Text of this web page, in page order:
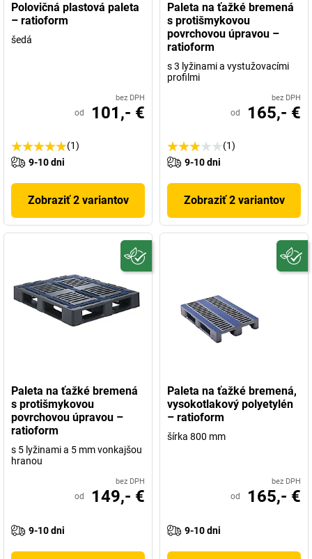
Polovičná plastová paleta
– ratioform
šedá
bez DPH
od 101,- €
(1)
9-10 dni
Zobraziť 2 variantov
Paleta na ťažké bremená
s protišmykovou
povrchovou úpravou –
ratioform
s 3 lyžinami a vystužovacími
profilmi
bez DPH
od 165,- €
(1)
9-10 dni
Zobraziť 2 variantov
Paleta na ťažké bremená
s protišmykovou
povrchovou úpravou –
ratioform
s 5 lyžinami a 5 mm vonkajšou
hranou
bez DPH
od 149,- €
9-10 dni
Paleta na ťažké bremená,
vysokotlakový polyetylén
– ratioform
šírka 800 mm
bez DPH
od 165,- €
9-10 dni